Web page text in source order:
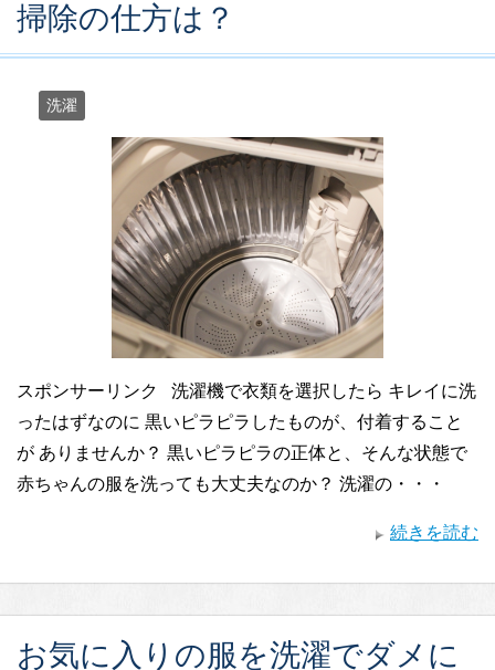
掃除の仕方は？
洗濯
スポンサーリンク 洗濯機で衣類を選択したら キレイに洗
ったはずなのに 黒いピラピラしたものが、付着すること
が ありませんか？ 黒いピラピラの正体と、そんな状態で
赤ちゃんの服を洗っても大丈夫なのか？ 洗濯の・・・
続きを読む
お気に入りの服を洗濯でダメに